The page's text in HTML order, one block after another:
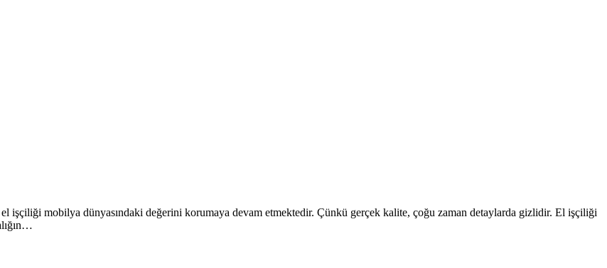
işçiliği mobilya dünyasındaki değerini korumaya devam etmektedir. Çünkü gerçek kalite, çoğu zaman detaylarda gizlidir. El işçiliği